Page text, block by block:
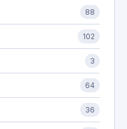
88
102
3
64
36